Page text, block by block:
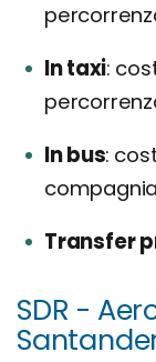
In taxi
In bus
Transfer
SDR -